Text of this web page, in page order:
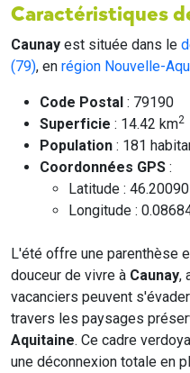
Caractéristiques
Caunay est située dans le
(79), en région Nouvelle-
Code Postal : 79190
Superficie : 14.42 km2
Population : 181
Coordonnées GPS :
Latitude :
Longitude :
L'été offre une parenthèse
douceur de vivre à Caunay,
vacanciers peuvent
travers les paysages
Aquitaine. Ce cadre
une déconnexion totale en